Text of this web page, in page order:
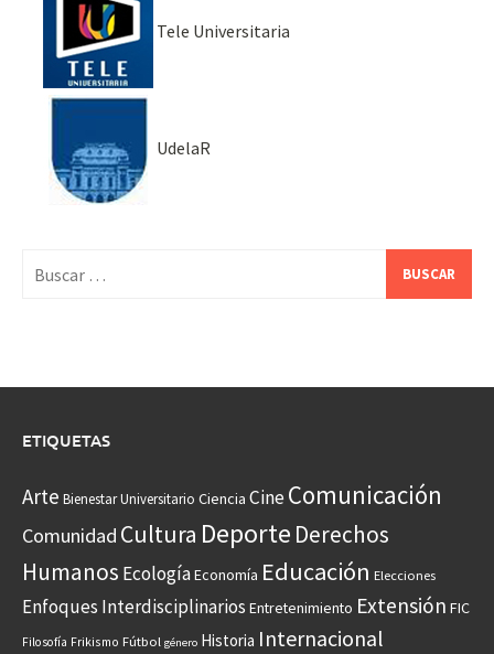
Tele Universitaria
UdelaR
ETIQUETAS
Arte Bienestar Universitario Ciencia CineComunicación
Comunidad Cultura Deporte Derechos
Humanos EcologíaEconomía Educación Elecciones
Enfoques Interdisciplinarios Entretenimiento Extensión FIC
Filosofía Frikismo Fútbol género Historia Internacional